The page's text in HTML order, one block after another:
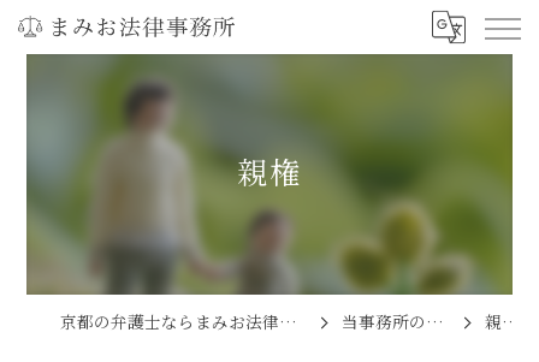
親権
京都の弁護士ならまみお法律事務所 当事務所の特徴 親権